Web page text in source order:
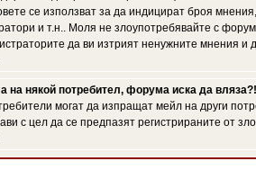
се използват за да индицират броя
и т.н.. Моля не злоупотребявайте с
да ви изтрият ненужните мнения и
на някой потребител, форума иска да вляза?!
могат да изпращат мейл на други
с цел да се предпазят регистрираните от